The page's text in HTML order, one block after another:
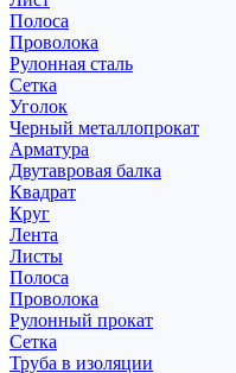
Полоса
Проволока
Рулонная сталь
Сетка
Уголок
Черный металлопрокат
Арматура
Двутавровая балка
Квадрат
Круг
Лента
Листы
Полоса
Проволока
Рулонный прокат
Сетка
Труба в изоляции